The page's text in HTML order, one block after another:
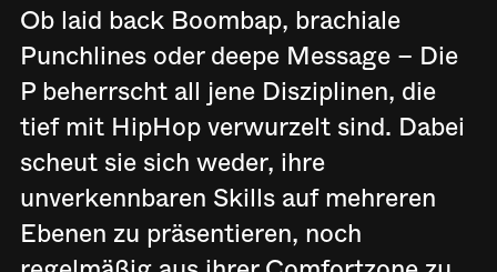
Ob laid back Boombap, brachiale
Punchlines oder deepe Message – Die
P beherrscht all jene Disziplinen, die
tief mit HipHop verwurzelt sind. Dabei
scheut sie sich weder, ihre
unverkennbaren Skills auf mehreren
Ebenen zu präsentieren, noch